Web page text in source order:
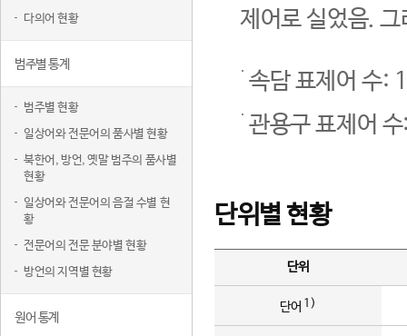
다의어 현황
범주별 통계
범주별 현황
일상어와 전문어의 품사별 현황
북한어, 방언, 옛말 범주의 품사별
현황
일상어와 전문어의 음절 수별 현
황
전문어의 전문 분야별 현황
방언의 지역별 현황
원어 통계
제어로 실었음.
속담 표제어 수:
관용구 표제어
단위별 현황
단위
단어 1)